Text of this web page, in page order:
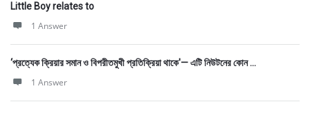
Little Boy relates to
1 Answer
‘প্রত্যেক ক্রিয়ার সমান ও বিপরীতমুখী প্রতিক্রিয়া থাকে'— এটি নিউটনের কোন ...
1 Answer